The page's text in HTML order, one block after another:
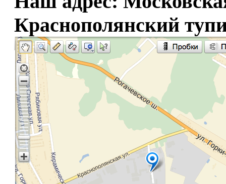
Краснополянский